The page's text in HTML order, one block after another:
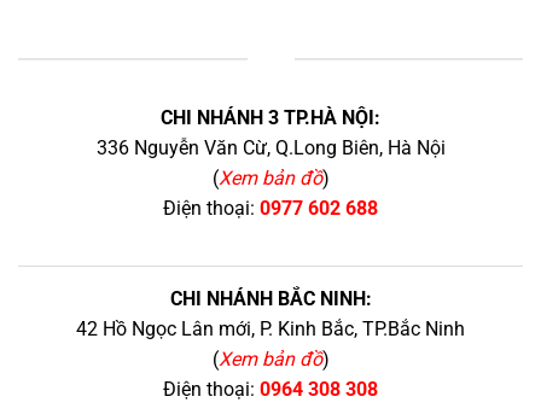
CHI NHÁNH 3 TP.HÀ NỘI:
336 Nguyễn Văn Cừ, Q.Long Biên, Hà Nội
(Xem bản đồ)
Điện thoại: 0977 602 688
CHI NHÁNH BẮC NINH:
42 Hồ Ngọc Lân mới, P. Kinh Bắc, TP.Bắc Ninh
(Xem bản đồ)
Điện thoại: 0964 308 308